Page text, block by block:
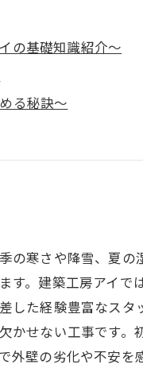
の基礎知識紹介～
る秘訣～
の安心サポート～
着の強みと施工実
の寒さや降雪、夏の
。建築工房アイで
した経験豊富なスタ
かせない工事です。
外壁の劣化や不安を